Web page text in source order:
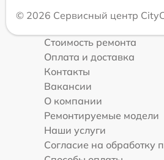
© 2026 Сервисный центр
Стоимость ремонта
Оплата и доставка
Контакты
Вакансии
О компании
Ремонтируемые модели
Наши услуги
Согласие на обработку